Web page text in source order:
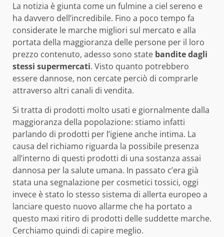
La notizia è giunta come un fulmine a ciel sereno e
ha davvero dell’incredibile. Fino a poco tempo fa
considerate le marche migliori sul mercato e alla
portata della maggioranza delle persone per il loro
prezzo contenuto, adesso sono state bandite dagli
stessi supermercati. Visto quanto potrebbero
essere dannose, non cercate perciò di comprarle
attraverso altri canali di vendita.
Si tratta di prodotti molto usati e giornalmente dalla
maggioranza della popolazione: stiamo infatti
parlando di prodotti per l’igiene anche intima. La
causa del richiamo riguarda la possibile presenza
all’interno di questi prodotti di una sostanza assai
dannosa per la salute umana. In passato c’era già
stata una segnalazione per cosmetici tossici, oggi
invece è stato lo stesso sistema di allerta europeo a
lanciare questo nuovo allarme che ha portato a
questo maxi ritiro di prodotti delle suddette marche.
Cerchiamo quindi di capire meglio.